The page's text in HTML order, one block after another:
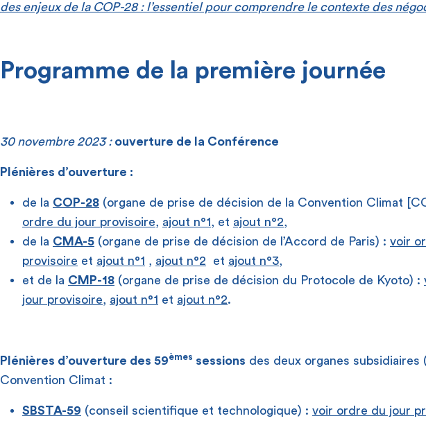
des enjeux de la COP-28 : l’essentiel pour comprendre le contexte des
Programme de la première journée
30 novembre 2023 : ouverture de la Conférence
Plénières d’ouverture :
de la COP-28 (organe de prise de décision de la Convention Climat
ordre du jour provisoire, ajout n°1, et ajout n°2,
de la CMA-5 (organe de prise de décision de l’Accord de Paris) : voir
provisoire et ajout n°1 , ajout n°2 et ajout n°3,
et de la CMP-18 (organe de prise de décision du Protocole de Kyoto) :
jour provisoire, ajout n°1 et ajout n°2.
Plénières d’ouverture des 59èmes sessions des deux organes subsidiaires
Convention Climat :
SBSTA-59 (conseil scientifique et technologique) : voir ordre du jour